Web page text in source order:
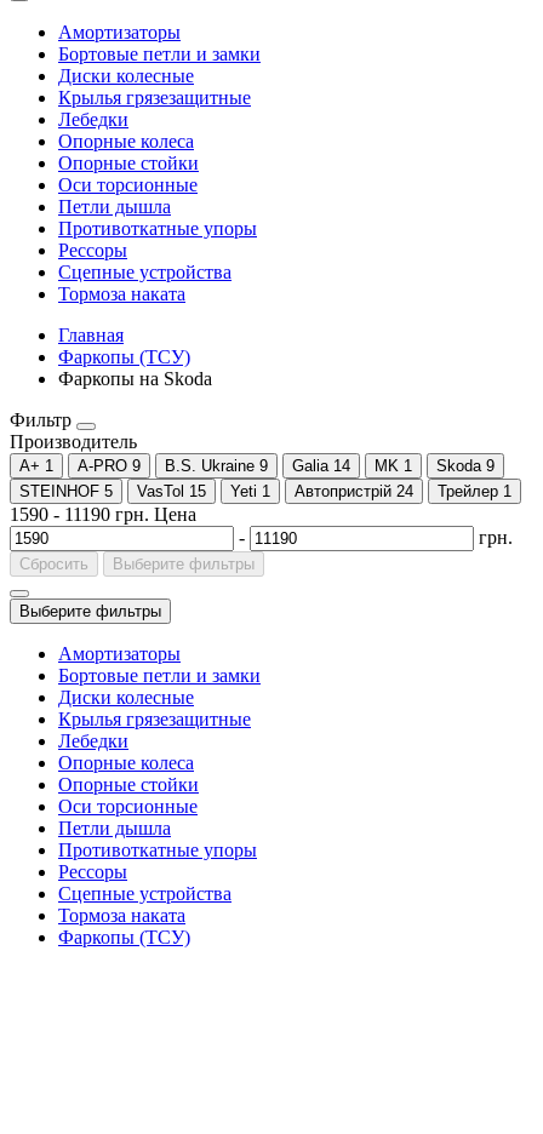
Амортизаторы
Бортовые петли и замки
Диски колесные
Крылья грязезащитные
Лебедки
Опорные колеса
Опорные стойки
Оси торсионные
Петли дышла
Противоткатные упоры
Рессоры
Сцепные устройства
Тормоза наката
Главная
Фаркопы (ТСУ)
Фаркопы на Skoda
Фильтр
Производитель
A+ 1 A-PRO 9 B.S. Ukraine 9 Galia 14 MK 1 Skoda 9
STEINHOF 5 VasTol 15 Yeti 1 Автопристрій 24 Трейлер 1
1590 - 11190 грн. Цена
-
грн.
Сбросить Выберите фильтры
Выберите фильтры
Амортизаторы
Бортовые петли и замки
Диски колесные
Крылья грязезащитные
Лебедки
Опорные колеса
Опорные стойки
Оси торсионные
Петли дышла
Противоткатные упоры
Рессоры
Сцепные устройства
Тормоза наката
Фаркопы (ТСУ)